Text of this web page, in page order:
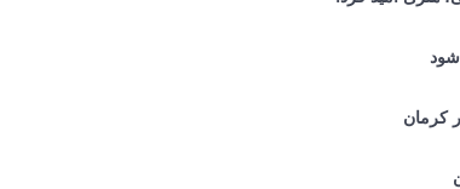
کرمان